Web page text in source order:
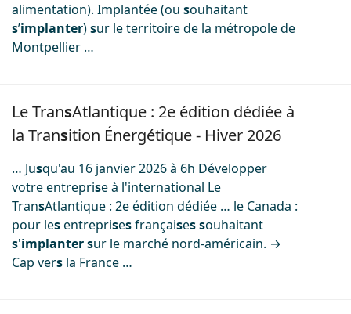
alimentation). Implantée (ou souhaitant
s’implanter)sur le territoire de la métropole de
Montpellier …
Image
Le TransAtlantique : 2e édition dédiée à
la Transition Énergétique - Hiver 2026
… Jusqu'au 16 janvier 2026 à 6h Développer
votre entreprise à l'international Le
TransAtlantique : 2e édition dédiée … le Canada :
pour lesentreprisesfrançaisessouhaitant
s'implantersur le marché nord-américain. →
Cap vers la France …